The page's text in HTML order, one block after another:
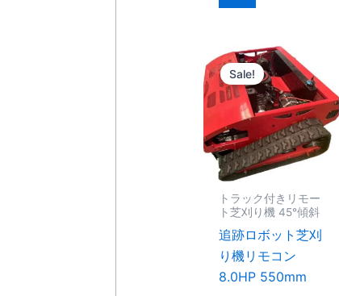
で
ま
す
が
り
ま
す。
オ
プ
シ
ョ
ン
は
商
品
ペ
Sale!
トラック付きリモー
ト芝刈り機 45°傾斜
追跡ロボット芝刈
り機リモコン
8.0HP 550mm
価
格
帯:
$1,800.00
–
$2,200.00
こ
の
商
品
に
は
数
バ
リ
エ